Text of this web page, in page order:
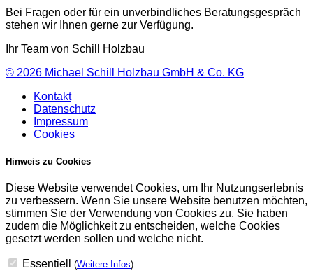
Bei Fragen oder für ein unverbindliches Beratungsgespräch
stehen wir Ihnen gerne zur Verfügung.
Ihr Team von Schill Holzbau
© 2026 Michael Schill Holzbau GmbH & Co. KG
Kontakt
Datenschutz
Impressum
Cookies
Hinweis zu Cookies
Diese Website verwendet Cookies, um Ihr Nutzungserlebnis
zu verbessern. Wenn Sie unsere Website benutzen möchten,
stimmen Sie der Verwendung von Cookies zu. Sie haben
zudem die Möglichkeit zu entscheiden, welche Cookies
gesetzt werden sollen und welche nicht.
Essentiell (Weitere Infos)